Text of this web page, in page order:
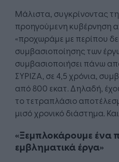
Μάλιστα, συγκρίνοντας
προηγούμενη κυβέρνηση
«προχωράμε με περίπου
συμβασιοποίησης των
συμβασιοποιήσει πάνω
ΣΥΡΙΖΑ, σε 4,5 χρόνια,
από 800 εκατ. Δηλαδή,
το τετραπλάσιο
μισό χρονικό διάστημα.
«Ξεμπλοκάρουμε ένα
εμβληματικά έργα»